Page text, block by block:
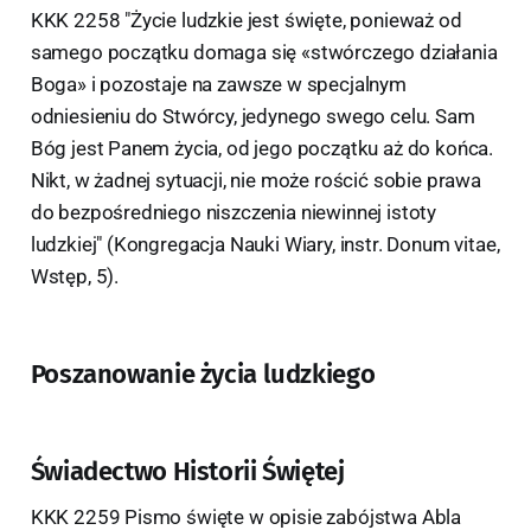
KKK 2258 "Życie ludzkie jest święte, ponieważ od
samego początku domaga się «stwórczego działania
Boga» i pozostaje na zawsze w specjalnym
odniesieniu do Stwórcy, jedynego swego celu. Sam
Bóg jest Panem życia, od jego początku aż do końca.
Nikt, w żadnej sytuacji, nie może rościć sobie prawa
do bezpośredniego niszczenia niewinnej istoty
ludzkiej" (Kongregacja Nauki Wiary, instr. Donum vitae,
Wstęp, 5).
Poszanowanie życia ludzkiego
Świadectwo Historii Świętej
KKK 2259 Pismo święte w opisie zabójstwa Abla